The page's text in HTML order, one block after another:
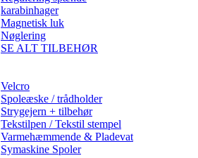
karabinhager
Magnetisk luk
Nøglering
SE ALT TILBEHØR
Velcro
Spoleæske / trådholder
Strygejern + tilbehør
Tekstilpen / Tekstil stempel
Varmehæmmende & Pladevat
Symaskine Spoler